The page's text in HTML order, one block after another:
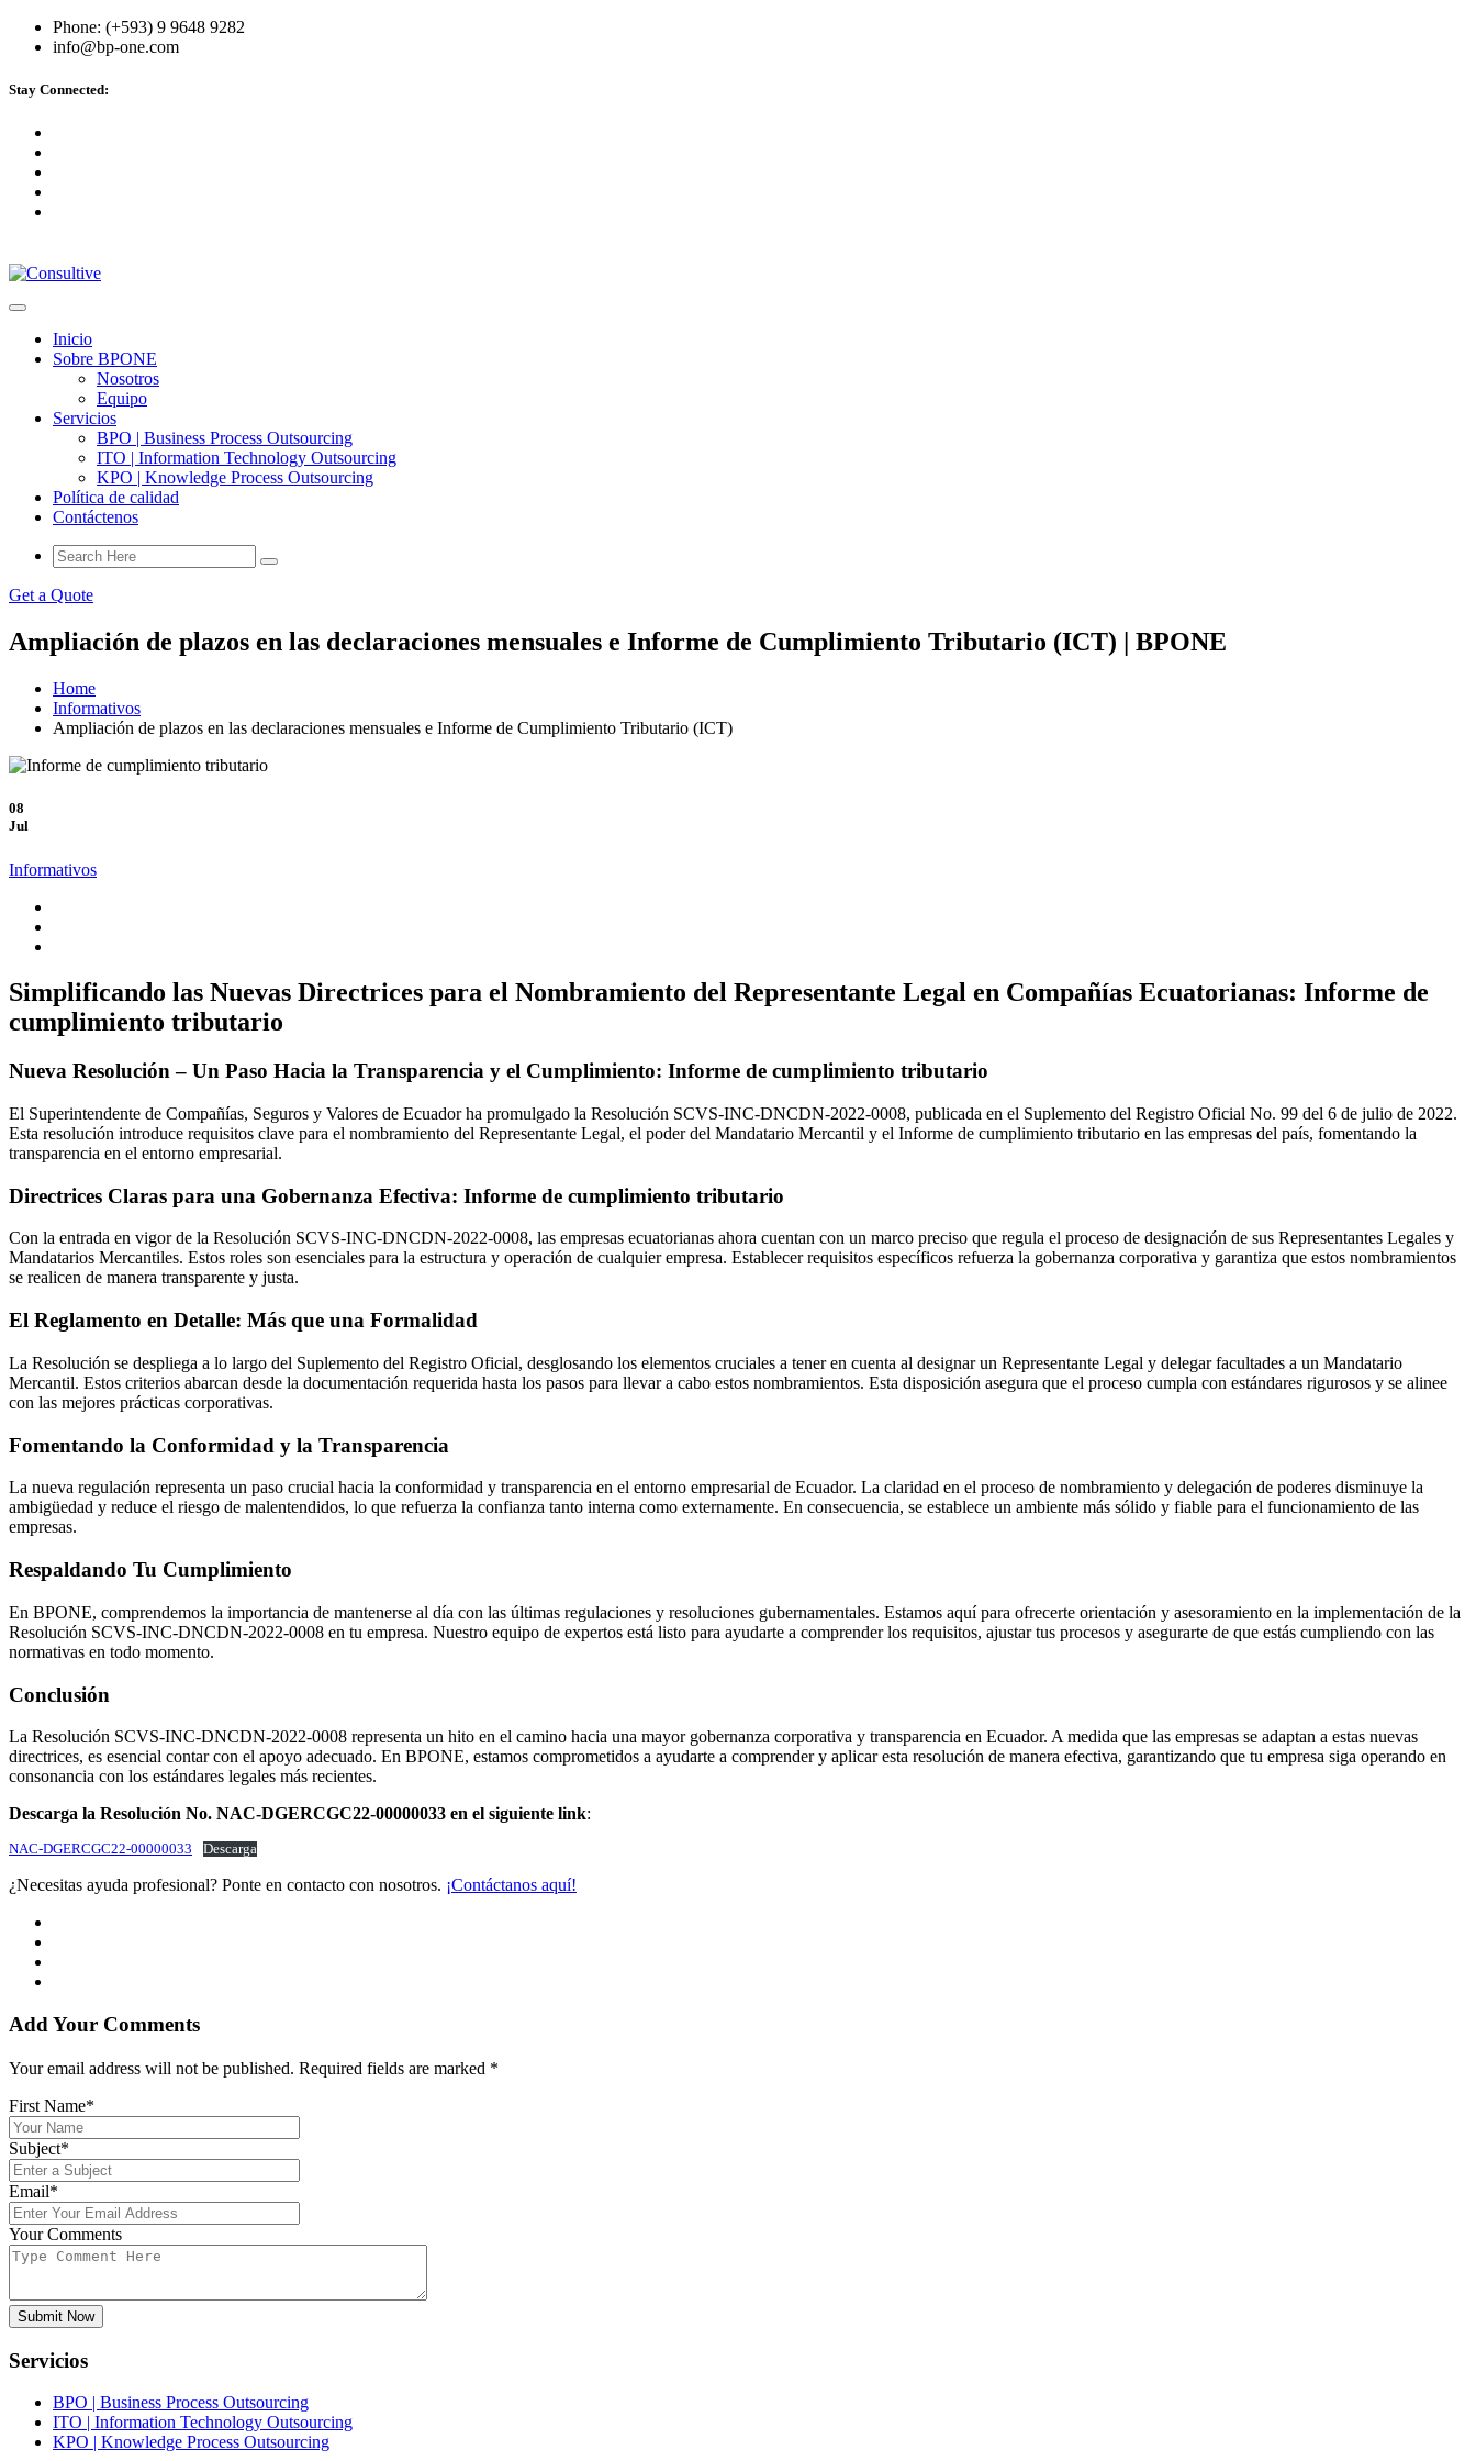
Phone: (+593) 9 9648 9282
info@bp-one.com
Stay Connected:
Inicio
Sobre BPONE
Nosotros
Equipo
Servicios
BPO | Business Process Outsourcing
ITO | Information Technology Outsourcing
KPO | Knowledge Process Outsourcing
Política de calidad
Contáctenos
Get a Quote
Ampliación de plazos en las declaraciones mensuales e Informe de Cumplimiento Tributario (ICT) | BPONE
Home
Informativos
Ampliación de plazos en las declaraciones mensuales e Informe de Cumplimiento Tributario (ICT)
08
Jul
Informativos
Simplificando las Nuevas Directrices para el Nombramiento del Representante Legal en Compañías Ecuatorianas: Informe de
cumplimiento tributario
Nueva Resolución – Un Paso Hacia la Transparencia y el Cumplimiento: Informe de cumplimiento tributario
El Superintendente de Compañías, Seguros y Valores de Ecuador ha promulgado la Resolución SCVS-INC-DNCDN-2022-0008, publicada en el Suplemento del Registro Oficial No. 99 del 6 de julio de 2022.
Esta resolución introduce requisitos clave para el nombramiento del Representante Legal, el poder del Mandatario Mercantil y el Informe de cumplimiento tributario en las empresas del país, fomentando la
transparencia en el entorno empresarial.
Directrices Claras para una Gobernanza Efectiva: Informe de cumplimiento tributario
Con la entrada en vigor de la Resolución SCVS-INC-DNCDN-2022-0008, las empresas ecuatorianas ahora cuentan con un marco preciso que regula el proceso de designación de sus Representantes Legales y
Mandatarios Mercantiles. Estos roles son esenciales para la estructura y operación de cualquier empresa. Establecer requisitos específicos refuerza la gobernanza corporativa y garantiza que estos nombramientos
se realicen de manera transparente y justa.
El Reglamento en Detalle: Más que una Formalidad
La Resolución se despliega a lo largo del Suplemento del Registro Oficial, desglosando los elementos cruciales a tener en cuenta al designar un Representante Legal y delegar facultades a un Mandatario
Mercantil. Estos criterios abarcan desde la documentación requerida hasta los pasos para llevar a cabo estos nombramientos. Esta disposición asegura que el proceso cumpla con estándares rigurosos y se alinee
con las mejores prácticas corporativas.
Fomentando la Conformidad y la Transparencia
La nueva regulación representa un paso crucial hacia la conformidad y transparencia en el entorno empresarial de Ecuador. La claridad en el proceso de nombramiento y delegación de poderes disminuye la
ambigüedad y reduce el riesgo de malentendidos, lo que refuerza la confianza tanto interna como externamente. En consecuencia, se establece un ambiente más sólido y fiable para el funcionamiento de las
empresas.
Respaldando Tu Cumplimiento
En BPONE, comprendemos la importancia de mantenerse al día con las últimas regulaciones y resoluciones gubernamentales. Estamos aquí para ofrecerte orientación y asesoramiento en la implementación de la
Resolución SCVS-INC-DNCDN-2022-0008 en tu empresa. Nuestro equipo de expertos está listo para ayudarte a comprender los requisitos, ajustar tus procesos y asegurarte de que estás cumpliendo con las
normativas en todo momento.
Conclusión
La Resolución SCVS-INC-DNCDN-2022-0008 representa un hito en el camino hacia una mayor gobernanza corporativa y transparencia en Ecuador. A medida que las empresas se adaptan a estas nuevas
directrices, es esencial contar con el apoyo adecuado. En BPONE, estamos comprometidos a ayudarte a comprender y aplicar esta resolución de manera efectiva, garantizando que tu empresa siga operando en
consonancia con los estándares legales más recientes.
Descarga la Resolución No. NAC-DGERCGC22-00000033 en el siguiente link:
NAC-DGERCGC22-00000033 Descarga
¿Necesitas ayuda profesional? Ponte en contacto con nosotros. ¡Contáctanos aquí!
Add Your Comments
Your email address will not be published. Required fields are marked *
First Name*
Subject*
Email*
Your Comments
Submit Now
Servicios
BPO | Business Process Outsourcing
ITO | Information Technology Outsourcing
KPO | Knowledge Process Outsourcing